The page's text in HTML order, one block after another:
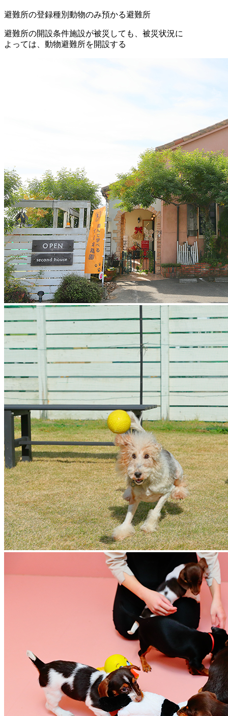
避難所の登録種別 動物のみ預かる避難所
避難所の開設条件施設が被災しても、被災状況に
よっては、動物避難所を開設する